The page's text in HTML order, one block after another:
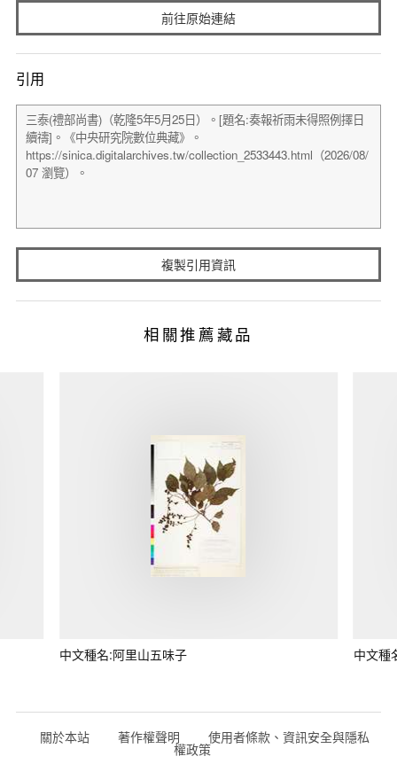
前往原始連結
引用
複製引用資訊
相關推薦藏品
中文種名:阿里山五味子 中文種
關於本站 著作權聲明 使用者條款、資訊安全與隱私
權政策